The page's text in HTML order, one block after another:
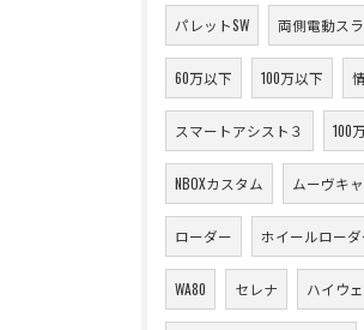
パレットSW 両側電動ス
60万以下 100万以下
スマートアシスト３ 100
NBOXカスタム ムーヴキ
ローダー ホイールローダ
WA80 セレナ ハイウ